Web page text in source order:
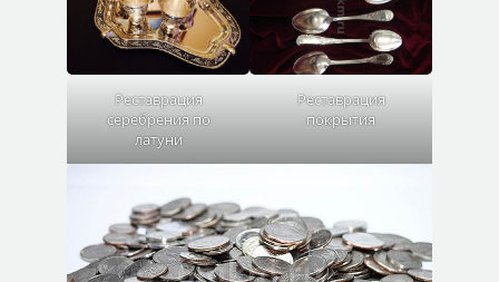
Реставрация
серебрения по
латуни
Реставрация
покрытия